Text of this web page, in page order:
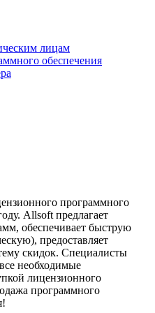
лицам
обеспечения
программного
Allsoft предлагает
обеспечивает быструю
предоставляет
скидок. Специалисты
необходимые
лицензионного
программного